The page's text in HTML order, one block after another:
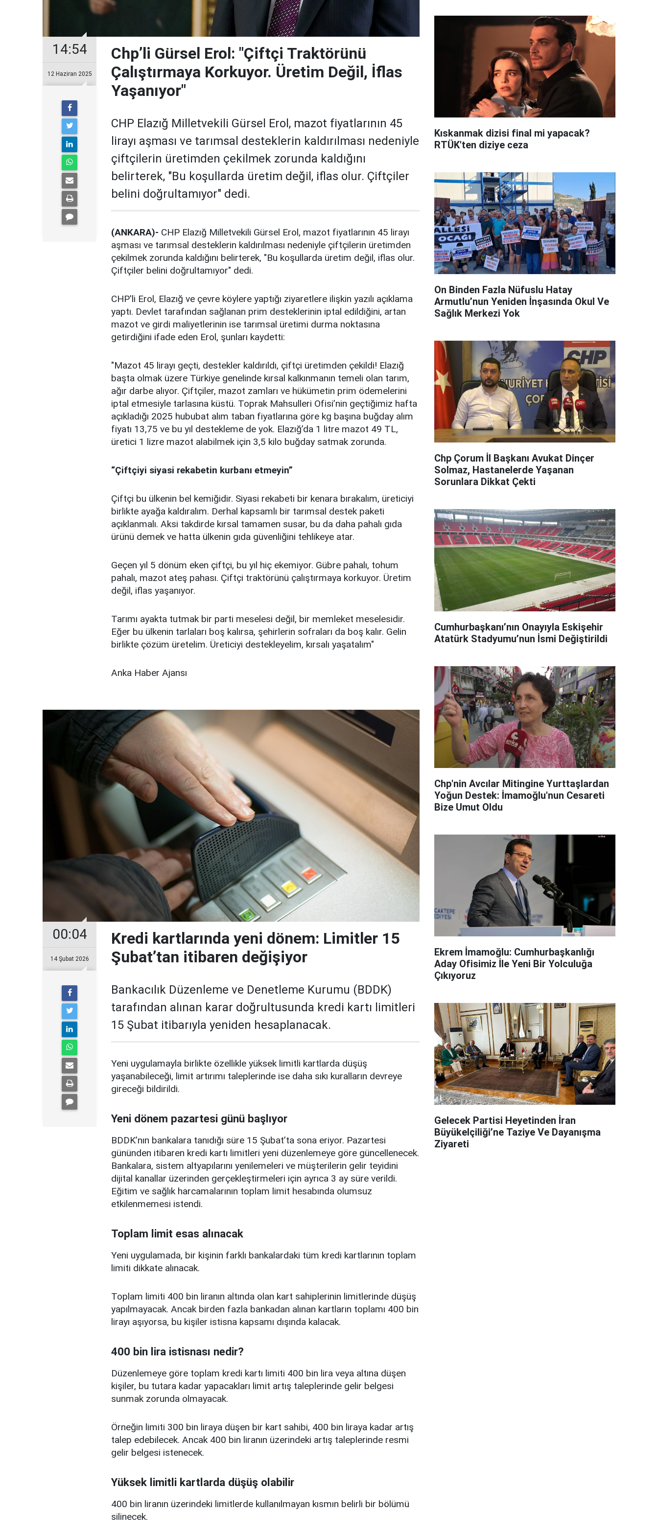
14:54
12 Haziran 2025
Chp’li Gürsel Erol: "Çiftçi Traktörünü
Çalıştırmaya Korkuyor. Üretim Değil, İflas
Yaşanıyor"
CHP Elazığ Milletvekili Gürsel Erol, mazot fiyatlarının 45
lirayı aşması ve tarımsal desteklerin kaldırılması nedeniyle
çiftçilerin üretimden çekilmek zorunda kaldığını
belirterek, "Bu koşullarda üretim değil, iflas olur. Çiftçiler
belini doğrultamıyor" dedi.
(ANKARA)- CHP Elazığ Milletvekili Gürsel Erol, mazot fiyatlarının 45 lirayı
aşması ve tarımsal desteklerin kaldırılması nedeniyle çiftçilerin üretimden
çekilmek zorunda kaldığını belirterek, "Bu koşullarda üretim değil, iflas olur.
Çiftçiler belini doğrultamıyor" dedi.
CHP'li Erol, Elazığ ve çevre köylere yaptığı ziyaretlere ilişkin yazılı açıklama
yaptı. Devlet tarafından sağlanan prim desteklerinin iptal edildiğini, artan
mazot ve girdi maliyetlerinin ise tarımsal üretimi durma noktasına
getirdiğini ifade eden Erol, şunları kaydetti:
"Mazot 45 lirayı geçti, destekler kaldırıldı, çiftçi üretimden çekildi! Elazığ
başta olmak üzere Türkiye genelinde kırsal kalkınmanın temeli olan tarım,
ağır darbe alıyor. Çiftçiler, mazot zamları ve hükümetin prim ödemelerini
iptal etmesiyle tarlasına küstü. Toprak Mahsulleri Ofisi’nin geçtiğimiz hafta
açıkladığı 2025 hububat alım taban fiyatlarına göre kg başına buğday alım
fiyatı 13,75 ve bu yıl destekleme de yok. Elazığ’da 1 litre mazot 49 TL,
üretici 1 lizre mazot alabilmek için 3,5 kilo buğday satmak zorunda.
“Çiftçiyi siyasi rekabetin kurbanı etmeyin”
Çiftçi bu ülkenin bel kemiğidir. Siyasi rekabeti bir kenara bırakalım, üreticiyi
birlikte ayağa kaldıralım. Derhal kapsamlı bir tarımsal destek paketi
açıklanmalı. Aksi takdirde kırsal tamamen susar, bu da daha pahalı gıda
ürünü demek ve hatta ülkenin gıda güvenliğini tehlikeye atar.
Geçen yıl 5 dönüm eken çiftçi, bu yıl hiç ekemiyor. Gübre pahalı, tohum
pahalı, mazot ateş pahası. Çiftçi traktörünü çalıştırmaya korkuyor. Üretim
değil, iflas yaşanıyor.
Tarımı ayakta tutmak bir parti meselesi değil, bir memleket meselesidir.
Eğer bu ülkenin tarlaları boş kalırsa, şehirlerin sofraları da boş kalır. Gelin
birlikte çözüm üretelim. Üreticiyi destekleyelim, kırsalı yaşatalım"
Anka Haber Ajansı
00:04
14 Şubat 2026
Kredi kartlarında yeni dönem: Limitler 15
Şubat’tan itibaren değişiyor
Bankacılık Düzenleme ve Denetleme Kurumu (BDDK)
tarafından alınan karar doğrultusunda kredi kartı limitleri
15 Şubat itibarıyla yeniden hesaplanacak.
Yeni uygulamayla birlikte özellikle yüksek limitli kartlarda düşüş
yaşanabileceği, limit artırımı taleplerinde ise daha sıkı kuralların devreye
gireceği bildirildi.
Yeni dönem pazartesi günü başlıyor
BDDK’nın bankalara tanıdığı süre 15 Şubat’ta sona eriyor. Pazartesi
gününden itibaren kredi kartı limitleri yeni düzenlemeye göre güncellenecek.
Bankalara, sistem altyapılarını yenilemeleri ve müşterilerin gelir teyidini
dijital kanallar üzerinden gerçekleştirmeleri için ayrıca 3 ay süre verildi.
Eğitim ve sağlık harcamalarının toplam limit hesabında olumsuz
etkilenmemesi istendi.
Toplam limit esas alınacak
Yeni uygulamada, bir kişinin farklı bankalardaki tüm kredi kartlarının toplam
limiti dikkate alınacak.
Toplam limiti 400 bin liranın altında olan kart sahiplerinin limitlerinde düşüş
yapılmayacak. Ancak birden fazla bankadan alınan kartların toplamı 400 bin
lirayı aşıyorsa, bu kişiler istisna kapsamı dışında kalacak.
400 bin lira istisnası nedir?
Düzenlemeye göre toplam kredi kartı limiti 400 bin lira veya altına düşen
kişiler, bu tutara kadar yapacakları limit artış taleplerinde gelir belgesi
sunmak zorunda olmayacak.
Örneğin limiti 300 bin liraya düşen bir kart sahibi, 400 bin liraya kadar artış
talep edebilecek. Ancak 400 bin liranın üzerindeki artış taleplerinde resmi
gelir belgesi istenecek.
Yüksek limitli kartlarda düşüş olabilir
400 bin liranın üzerindeki limitlerde kullanılmayan kısmın belirli bir bölümü
silinecek.
Kıskanmak dizisi final mi yapacak?
RTÜK'ten diziye ceza
On Binden Fazla Nüfuslu Hatay
Armutlu’nun Yeniden İnşasında Okul Ve
Sağlık Merkezi Yok
Chp Çorum İl Başkanı Avukat Dinçer
Solmaz, Hastanelerde Yaşanan
Sorunlara Dikkat Çekti
Cumhurbaşkanı’nın Onayıyla Eskişehir
Atatürk Stadyumu’nun İsmi Değiştirildi
Chp'nin Avcılar Mitingine Yurttaşlardan
Yoğun Destek: İmamoğlu'nun Cesareti
Bize Umut Oldu
Ekrem İmamoğlu: Cumhurbaşkanlığı
Aday Ofisimiz İle Yeni Bir Yolculuğa
Çıkıyoruz
Gelecek Partisi Heyetinden İran
Büyükelçiliği’ne Taziye Ve Dayanışma
Ziyareti